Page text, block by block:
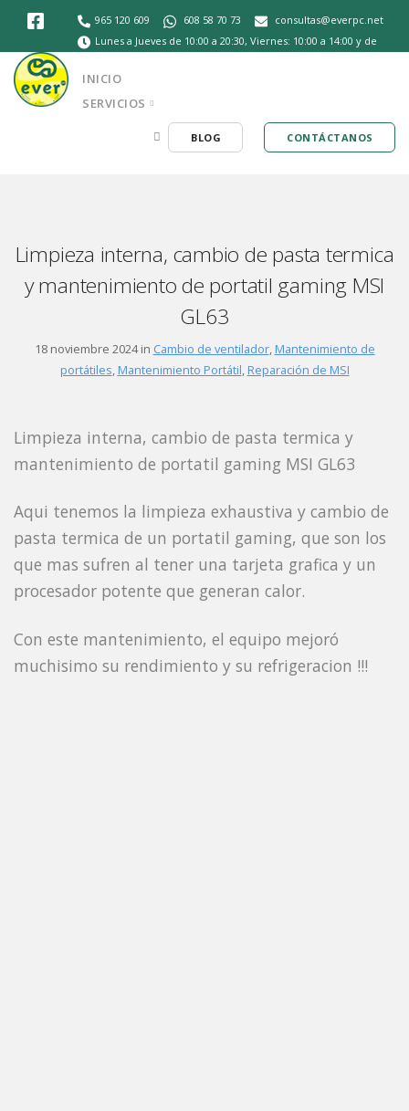
965 120 609 608 58 70 73
consultas@everpc.net
Lunes a Jueves de 10:00 a 20:30, Viernes: 10:00 a 14:00 y de
16:30 a 20:30, Sábados de 10:30 a 14:00
INICIO
SERVICIOS
BLOG CONTÁCTANOS
Limpieza interna, cambio de pasta termica
y mantenimiento de portatil gaming MSI
GL63
18 noviembre 2024 in Cambio de ventilador, Mantenimiento de
portátiles, Mantenimiento Portátil, Reparación de MSI
Limpieza interna, cambio de pasta termica y
mantenimiento de portatil gaming MSI GL63
Aqui tenemos la limpieza exhaustiva y cambio de
pasta termica de un portatil gaming, que son los
que mas sufren al tener una tarjeta grafica y un
procesador potente que generan calor.
Con este mantenimiento, el equipo mejoró
muchisimo su rendimiento y su refrigeracion !!!